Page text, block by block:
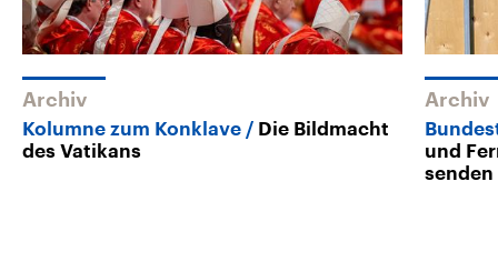
Archiv
Kolumne zum Konklave
Die Bildmacht
des Vatikans
Archiv
und
senden